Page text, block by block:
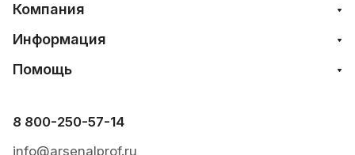
Компания
Информация
Помощь
8 800-250-57-14
info@arsenalprof.ru